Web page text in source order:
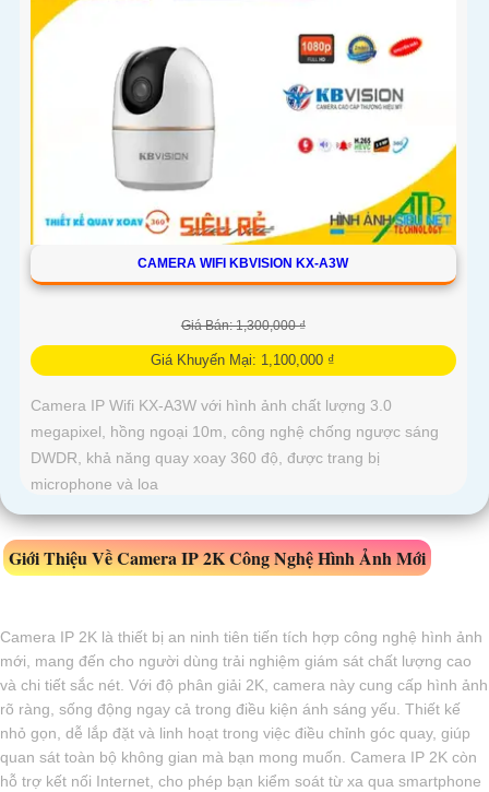
CAMERA WIFI KBVISION KX-A3W
Giá Bán: 1,300,000 ₫
Giá Khuyến Mại: 1,100,000 ₫
Camera IP Wifi KX-A3W với hình ảnh chất lượng 3.0
megapixel, hồng ngoại 10m, công nghệ chống ngược sáng
DWDR, khả năng quay xoay 360 độ, được trang bị
microphone và loa
Giới Thiệu Về Camera IP 2K Công Nghệ Hình Ảnh Mới
Camera IP 2K là thiết bị an ninh tiên tiến tích hợp công nghệ hình ảnh
mới, mang đến cho người dùng trải nghiệm giám sát chất lượng cao
và chi tiết sắc nét. Với độ phân giải 2K, camera này cung cấp hình ảnh
rõ ràng, sống động ngay cả trong điều kiện ánh sáng yếu. Thiết kế
nhỏ gọn, dễ lắp đặt và linh hoạt trong việc điều chỉnh góc quay, giúp
quan sát toàn bộ không gian mà bạn mong muốn. Camera IP 2K còn
hỗ trợ kết nối Internet, cho phép bạn kiểm soát từ xa qua smartphone